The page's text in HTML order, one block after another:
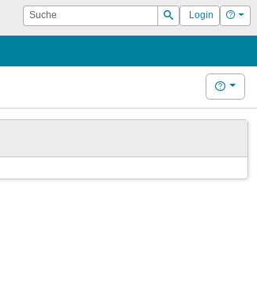
Suche
Suchen
Login Hilfe
Hilfe